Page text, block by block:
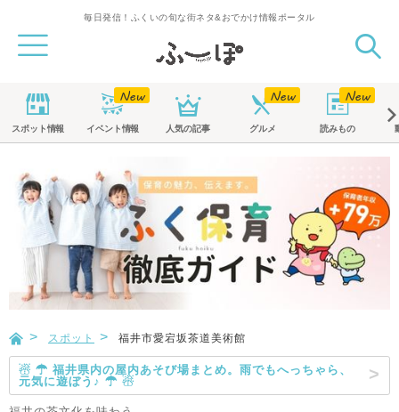
毎日発信！ふくいの旬な街ネタ&おでかけ情報ポータル
スポット情報 イベント情報 人気の記事 グルメ 読みもの
スポット 福井市愛宕坂茶道美術館
☃ ☂ 福井県内の屋内あそび場まとめ。雨でもへっちゃら、
元気に遊ぼう♪ ☂ ☃